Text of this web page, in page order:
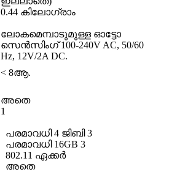
0.44 കിലോഗ്രാം
ലോകമെമ്പാടുമുള്ള ഓട്ടോ
സെൻസിംഗ് 100-240V AC, 50/60
Hz, 12V/2A DC.
< 8ആ.
അതെ
1
പരമാവധി 4 ജിബി 3
പരമാവധി 16GB 3
802.11 ഏക്കർ
അതെ